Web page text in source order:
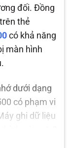
đối. Đồng
thẻ
có khả năng
màn hình
dưới dạng
có phạm vi
ghi dữ liệu